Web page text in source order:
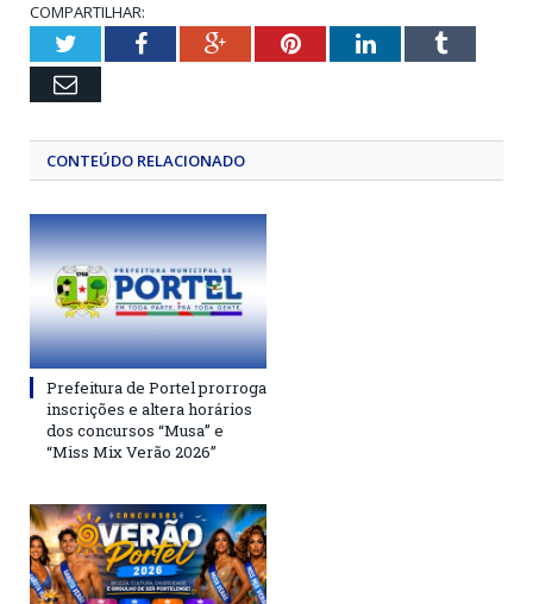
COMPARTILHAR:
TwitterFacebookGoogle+PinterestLinkedInTumblr
Email
CONTEÚDO RELACIONADO
Prefeitura de Portel prorroga
inscrições e altera horários
dos concursos “Musa” e
“Miss Mix Verão 2026”